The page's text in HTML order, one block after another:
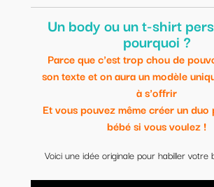
Un body ou un t-shirt
pourquoi ?
Parce que c'est trop chou de
son texte et on aura un modèle
à s'offrir
Et vous pouvez même créer un
bébé si vous voulez !
Voici une idée originale pour habiller votre
Modèles uniques et